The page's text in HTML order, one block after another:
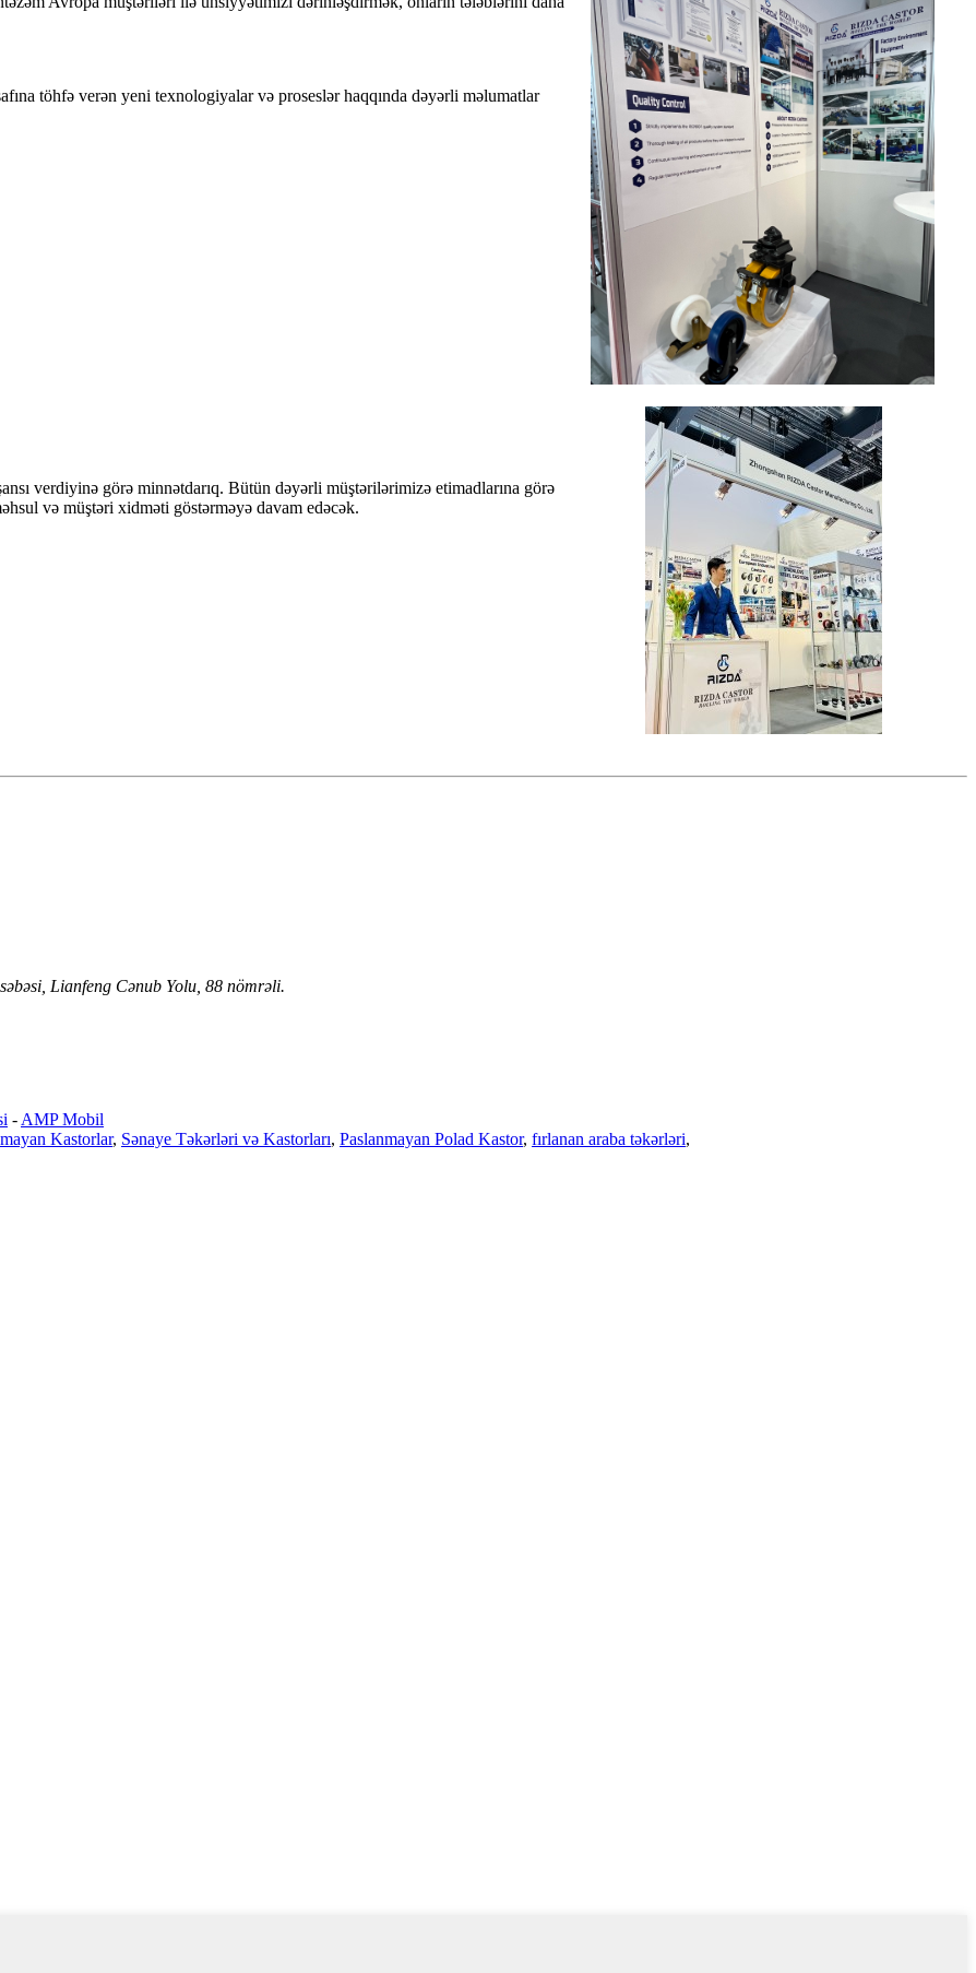
töhfə verən yeni texnologiyalar və proseslər haqqında dəyərli məlumatlar
verdiyinə görə minnətdarıq. Bütün dəyərli müştərilərimizə etimadlarına görə
və müştəri xidməti göstərməyə davam edəcək.
Lianfeng Cənub Yolu, 88 nömrəli.
- AMP Mobil
Kastorlar, Sənaye Təkərləri və Kastorları, Paslanmayan Polad Kastor, fırlanan araba təkərləri,